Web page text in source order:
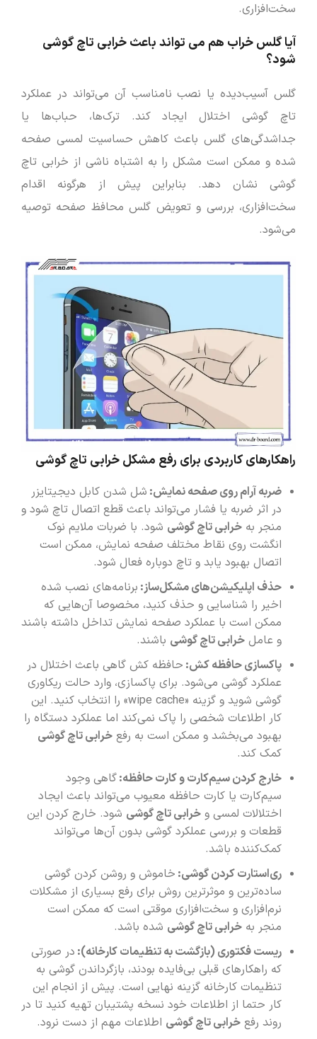
سخت‌افزاری.
آیا گلس خراب هم می ‌تواند باعث خرابی تاچ گوشی
شود؟
گلس آسیب‌دیده یا نصب نامناسب آن می‌تواند در عملکرد
تاچ گوشی اختلال ایجاد کند. ترک‌ها، حباب‌ها یا
جداشدگی‌های گلس باعث کاهش حساسیت لمسی صفحه
شده و ممکن است مشکل را به اشتباه ناشی از خرابی تاچ
گوشی نشان دهد. بنابراین پیش از هرگونه اقدام
سخت‌افزاری، بررسی و تعویض گلس محافظ صفحه توصیه
می‌شود.
راهکارهای کاربردی برای رفع مشکل خرابی تاچ گوشی
ضربه آرام روی صفحه نمایش: شل شدن کابل دیجیتایزر
در اثر ضربه یا فشار می‌تواند باعث قطع اتصال تاچ شود و
منجر به خرابی تاچ گوشی شود. با ضربات ملایم نوک
انگشت روی نقاط مختلف صفحه نمایش، ممکن است
اتصال بهبود یابد و تاچ دوباره فعال شود.
حذف اپلیکیشن‌های مشکل‌ساز: برنامه‌های نصب شده
اخیر را شناسایی و حذف کنید، مخصوصا آن‌هایی که
ممکن است با عملکرد صفحه نمایش تداخل داشته باشند
و عامل خرابی تاچ گوشی باشند.
پاکسازی حافظه کش: حافظه کش گاهی باعث اختلال در
عملکرد گوشی می‌شود. برای پاکسازی، وارد حالت ریکاوری
گوشی شوید و گزینه «wipe cache» را انتخاب کنید. این
کار اطلاعات شخصی را پاک نمی‌کند اما عملکرد دستگاه را
بهبود می‌بخشد و ممکن است به رفع خرابی تاچ گوشی
کمک کند.
خارج کردن سیم‌کارت و کارت حافظه:گاهی وجود
سیم‌کارت یا کارت حافظه معیوب می‌تواند باعث ایجاد
اختلالات لمسی و خرابی تاچ گوشی شود. خارج کردن این
قطعات و بررسی عملکرد گوشی بدون آن‌ها می‌تواند
کمک‌کننده باشد.
ری‌استارت کردن گوشی: خاموش و روشن کردن گوشی
ساده‌ترین و موثرترین روش برای رفع بسیاری از مشکلات
نرم‌افزاری و سخت‌افزاری موقتی است که ممکن است
منجر به خرابی تاچ گوشی شده باشد.
ریست فکتوری (بازگشت به تنظیمات کارخانه): در صورتی
که راهکارهای قبلی بی‌فایده بودند، بازگرداندن گوشی به
تنظیمات کارخانه گزینه نهایی است. پیش از انجام این
کار حتما از اطلاعات خود نسخه پشتیبان تهیه کنید تا در
روند رفع خرابی تاچ گوشی اطلاعات مهم از دست نرود.